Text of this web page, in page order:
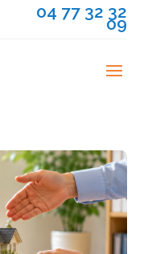
04 77 32 32
09